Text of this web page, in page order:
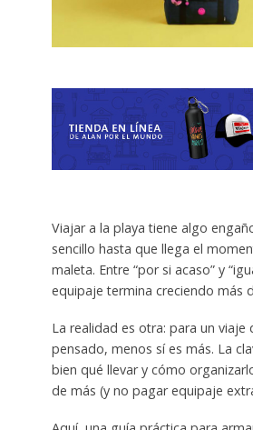
Viajar a la playa tiene algo
sencillo hasta que llega el
maleta. Entre “por si acaso” y
equipaje termina creciendo más
La realidad es otra: para un viaje
pensado, menos sí es más. La
bien qué llevar y cómo
de más (y no pagar equipaje